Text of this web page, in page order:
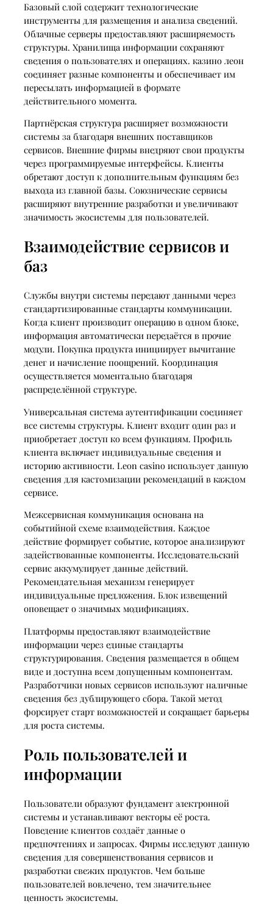
Базовый слой содержит технологические
инструменты для размещения и анализа сведений.
Облачные серверы предоставляют расширяемость
структуры. Хранилища информации сохраняют
сведения о пользователях и операциях. казино леон
соединяет разные компоненты и обеспечивает им
пересылать информацией в формате
действительного момента.
Партнёрская структура расширяет возможности
системы за благодаря внешних поставщиков
сервисов. Внешние фирмы внедряют свои продукты
через программируемые интерфейсы. Клиенты
обретают доступ к дополнительным функциям без
выхода из главной базы. Союзнические сервисы
расширяют внутренние разработки и увеличивают
значимость экосистемы для пользователей.
Взаимодействие сервисов и
баз
Службы внутри системы передают данными через
стандартизированные стандарты коммуникации.
Когда клиент производит операцию в одном блоке,
информация автоматически передаётся в прочие
модули. Покупка продукта инициирует вычитание
денег и начисление поощрений. Координация
осуществляется моментально благодаря
распределённой структуре.
Универсальная система аутентификации соединяет
все системы структуры. Клиент входит один раз и
приобретает доступ ко всем функциям. Профиль
клиента включает индивидуальные сведения и
историю активности. Leon casino использует данную
сведения для кастомизации рекомендаций в каждом
сервисе.
Межсервисная коммуникация основана на
событийной схеме взаимодействия. Каждое
действие формирует событие, которое анализируют
задействованные компоненты. Исследовательский
сервис аккумулирует данные действий.
Рекомендательная механизм генерирует
индивидуальные предложения. Блок извещений
оповещает о значимых модификациях.
Платформы предоставляют взаимодействие
информации через единые стандарты
структурирования. Сведения размещается в общем
виде и доступна всем допущенным компонентам.
Разработчики новых сервисов используют наличные
сведения без дублирующего сбора. Такой метод
форсирует старт возможностей и сокращает барьеры
для роста системы.
Роль пользователей и
информации
Пользователи образуют фундамент электронной
системы и устанавливают векторы её роста.
Поведение клиентов создаёт данные о
предпочтениях и запросах. Фирмы исследуют данную
сведения для совершенствования сервисов и
разработки свежих продуктов. Чем больше
пользователей вовлечено, тем значительнее
ценность экосистемы.